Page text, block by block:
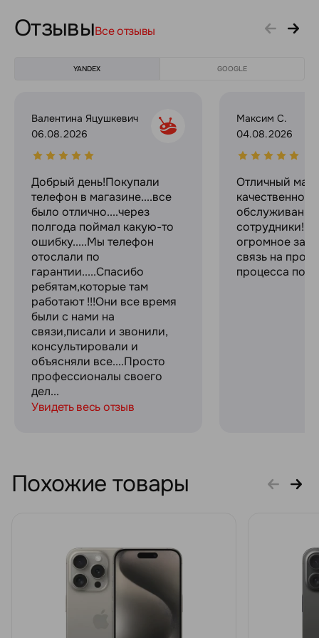
ОтзывыВсе отзывы
YANDEX GOOGLE
Валентина Яцушкевич
06.08.2026
Добрый день!Покупали
телефон в магазине....все
было отлично....через
полгода поймал какую-то
ошибку.....Мы телефон
отослали по
гарантии.....Спасибо
ребятам,которые там
работают !!!Они все время
были с нами на
связи,писали и звонили,
консультировали и
объясняли все....Просто
профессионалы своего
дел...
Увидеть весь отзыв
Максим С.
04.08.2026
Отличный
качественное
сотрудники!
огромное за
связь на
процесса
Похожие товары